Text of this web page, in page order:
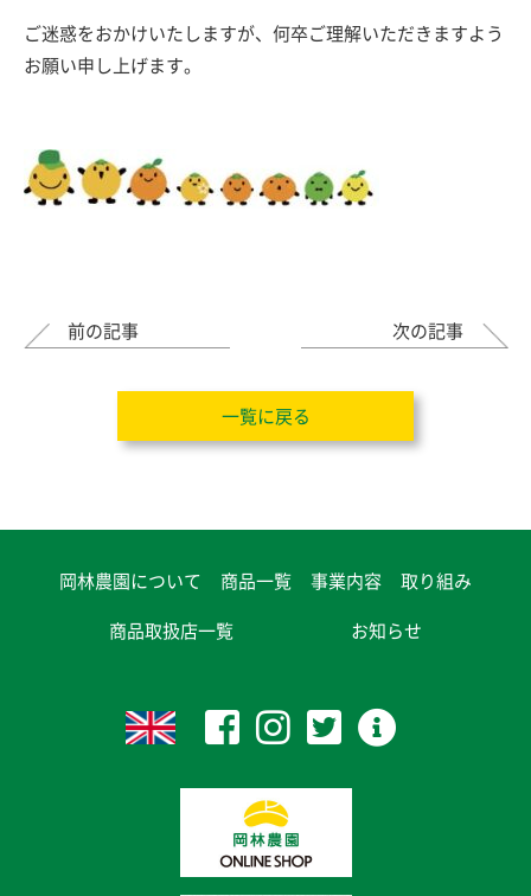
ご迷惑をおかけいたしますが、何卒ご理解いただきますよう
お願い申し上げます。
前の記事 次の記事
一覧に戻る
岡林農園について 商品一覧 事業内容 取り組み
商品取扱店一覧 お知らせ